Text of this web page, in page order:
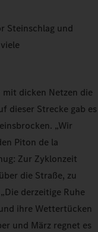
Steinschlag und
dicken Netzen die
dieser Strecke gab es
„Wir
Piton de la
Zur Zyklonzeit
die Straße, zu
derzeitige Ruhe
ihre Wettertücken
und März regnet es